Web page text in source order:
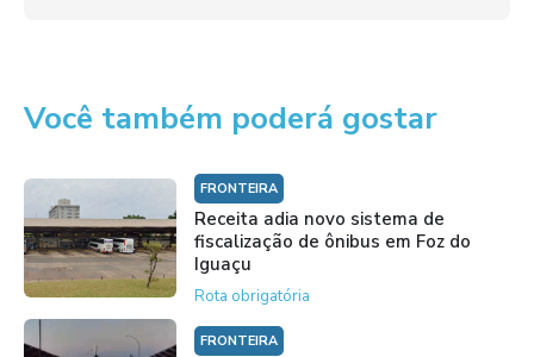
Você também poderá gostar
FRONTEIRA
Receita adia novo sistema de
fiscalização de ônibus em Foz do
Iguaçu
Rota obrigatória
FRONTEIRA